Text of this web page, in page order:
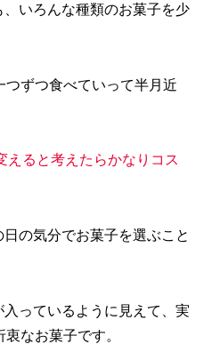
いろんな種類のお菓子を少
ずつ食べていって半月近
えると考えたらかなりコス
の気分でお菓子を選ぶこと
っているように見えて、実
なお菓子です。